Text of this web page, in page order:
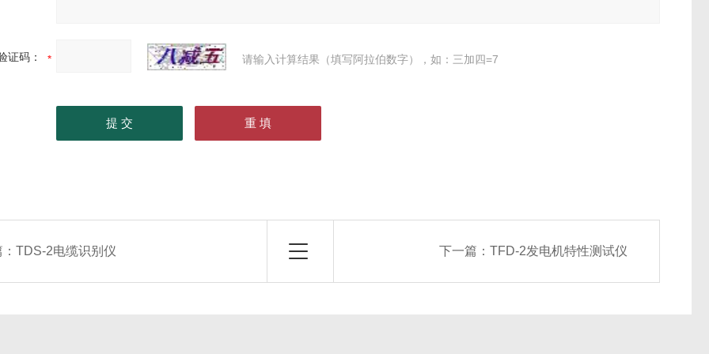
证码： 请输入计算结果（填写阿拉伯数字），如：三加四=7
：TDS-2电缆识别仪 下一篇： TFD-2发电机特性测试仪